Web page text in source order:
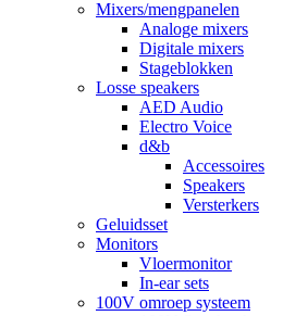
Mixers/mengpanelen
Analoge mixers
Digitale mixers
Stageblokken
Losse speakers
AED Audio
Electro Voice
d&b
Accessoires
Speakers
Versterkers
Geluidsset
Monitors
Vloermonitor
In-ear sets
100V omroep systeem